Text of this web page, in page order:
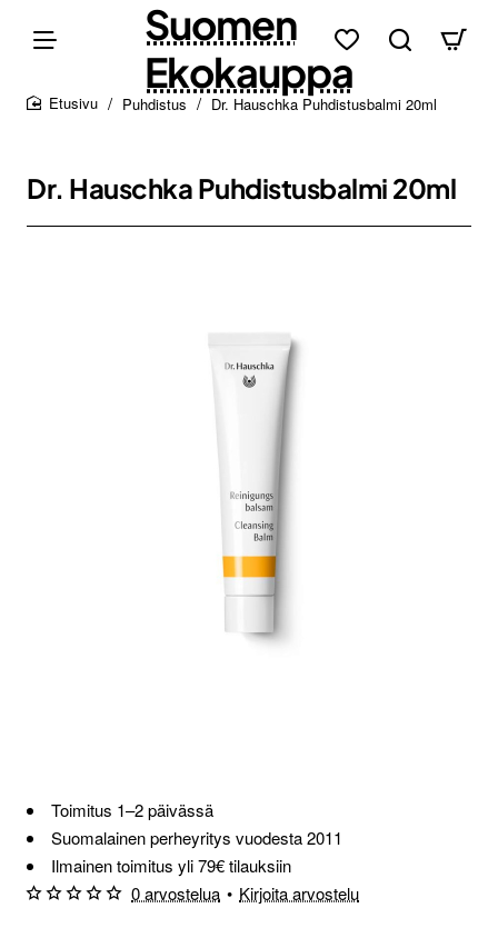
Suomen
Ekokauppa
Puhdistus Dr. Hauschka Puhdistusbalmi 20ml
Dr. Hauschka Puhdistusbalmi 20ml
Toimitus 1–2 päivässä
Suomalainen perheyritys vuodesta 2011
Ilmainen toimitus yli 79€ tilauksiin
0 arvostelua • Kirjoita arvostelu